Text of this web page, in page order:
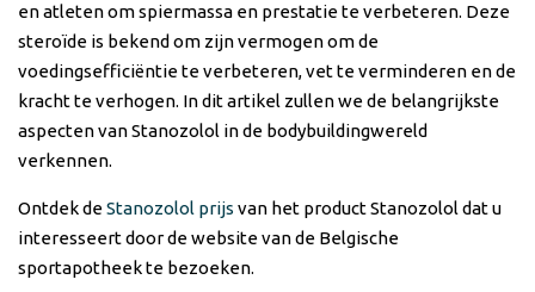
en atleten om spiermassa en prestatie te verbeteren. Deze
steroïde is bekend om zijn vermogen om de
voedingsefficiëntie te verbeteren, vet te verminderen en de
kracht te verhogen. In dit artikel zullen we de belangrijkste
aspecten van Stanozolol in de bodybuildingwereld
verkennen.
Ontdek deStanozolol prijs van het product Stanozolol dat u
interesseert door de website van de Belgische
sportapotheek te bezoeken.